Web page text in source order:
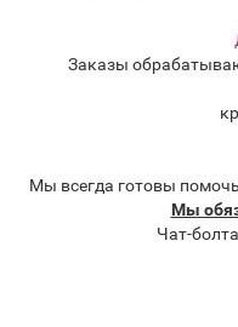
Заказы
Мы всегда готовы
Мы
Чат-